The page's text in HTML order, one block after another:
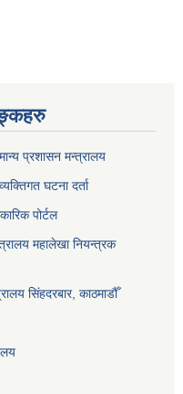
प्रशासन मन्त्रालय
घटना दर्ता
पोर्टल
महालेखा नियन्त्रक
सिंहदरबार, काठमाडौँ